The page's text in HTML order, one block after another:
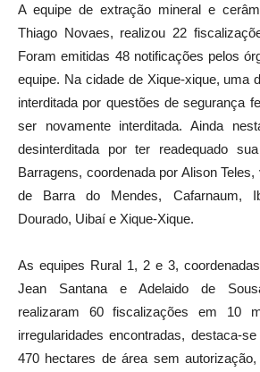
A equipe de extração mineral e
Thiago Novaes, realizou 22
Foram emitidas 48 notificações pelos
equipe. Na cidade de Xique-xique, uma
interditada por questões de segurança
ser novamente interditada. Ainda
desinterditada por ter readequado
Barragens, coordenada por Alison
de Barra do Mendes, Cafarnaum,
Dourado, Uibaí e Xique-Xique.
As equipes Rural 1, 2 e 3,
Jean Santana e Adelaido de
realizaram 60 fiscalizações em 10
irregularidades encontradas, destaca-
470 hectares de área sem